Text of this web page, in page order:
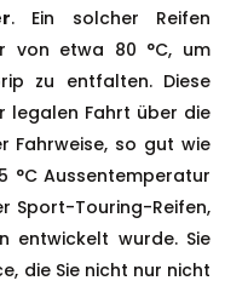
. Ein solcher Reifen
von etwa 80 °C, um
zu entfalten. Diese
legalen Fahrt über die
Fahrweise, so gut wie
°C Aussentemperatur
Sport-Touring-Reifen,
entwickelt wurde. Sie
die Sie nicht nur nicht